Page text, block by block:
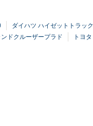
ダイハツ ハイゼットトラック
ンドクルーザープラド
トヨ